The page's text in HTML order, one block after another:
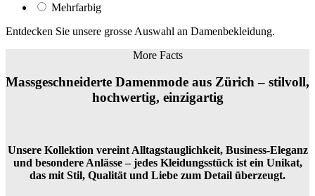
Mehrfarbig
Entdecken Sie unsere grosse Auswahl an Damenbekleidung.
More Facts
Massgeschneiderte Damenmode aus Zürich – stilvoll,
hochwertig, einzigartig
Unsere Kollektion vereint Alltagstauglichkeit, Business-Eleganz
und besondere Anlässe – jedes Kleidungsstück ist ein Unikat,
das mit Stil, Qualität und Liebe zum Detail überzeugt.